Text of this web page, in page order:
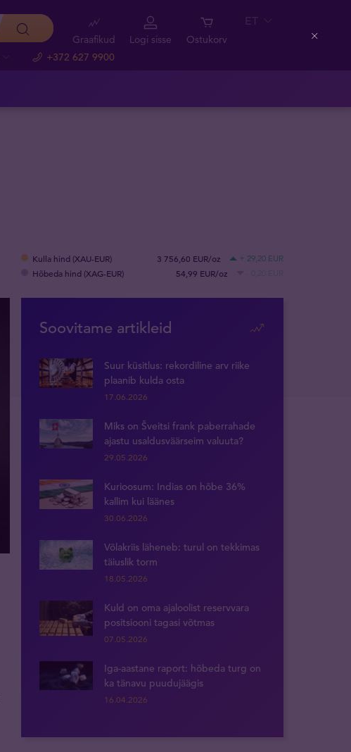
+372 627 9900
Graafikud Logi sisse Ostukorv
ET
Kulla hind (XAU-EUR) 3 756,60 EUR/oz + 29,20 EUR
Hõbeda hind (XAG-EUR) 54,99 EUR/oz
Soovitame artikleid
Suur küsitlus: rekordiline arv riike
plaanib kulda osta
17.06.2026
Miks on Šveitsi frank paberrahade
ajastu usaldusväärseim valuuta?
29.05.2026
Kurioosum: Indias on hõbe 36%
kallim kui läänes
30.06.2026
Võlakriis läheneb: turul on tekkimas
täiuslik torm
18.05.2026
Kuld on oma ajaloolist reservvara
positsiooni tagasi võtmas
07.05.2026
Iga-aastane raport: hõbeda turg on
ka tänavu puudujäägis
16.04.2026
Close